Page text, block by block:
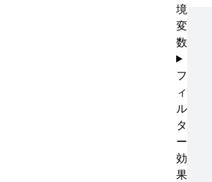
境
変
数
フ
ィ
ル
タ
ー
効
果